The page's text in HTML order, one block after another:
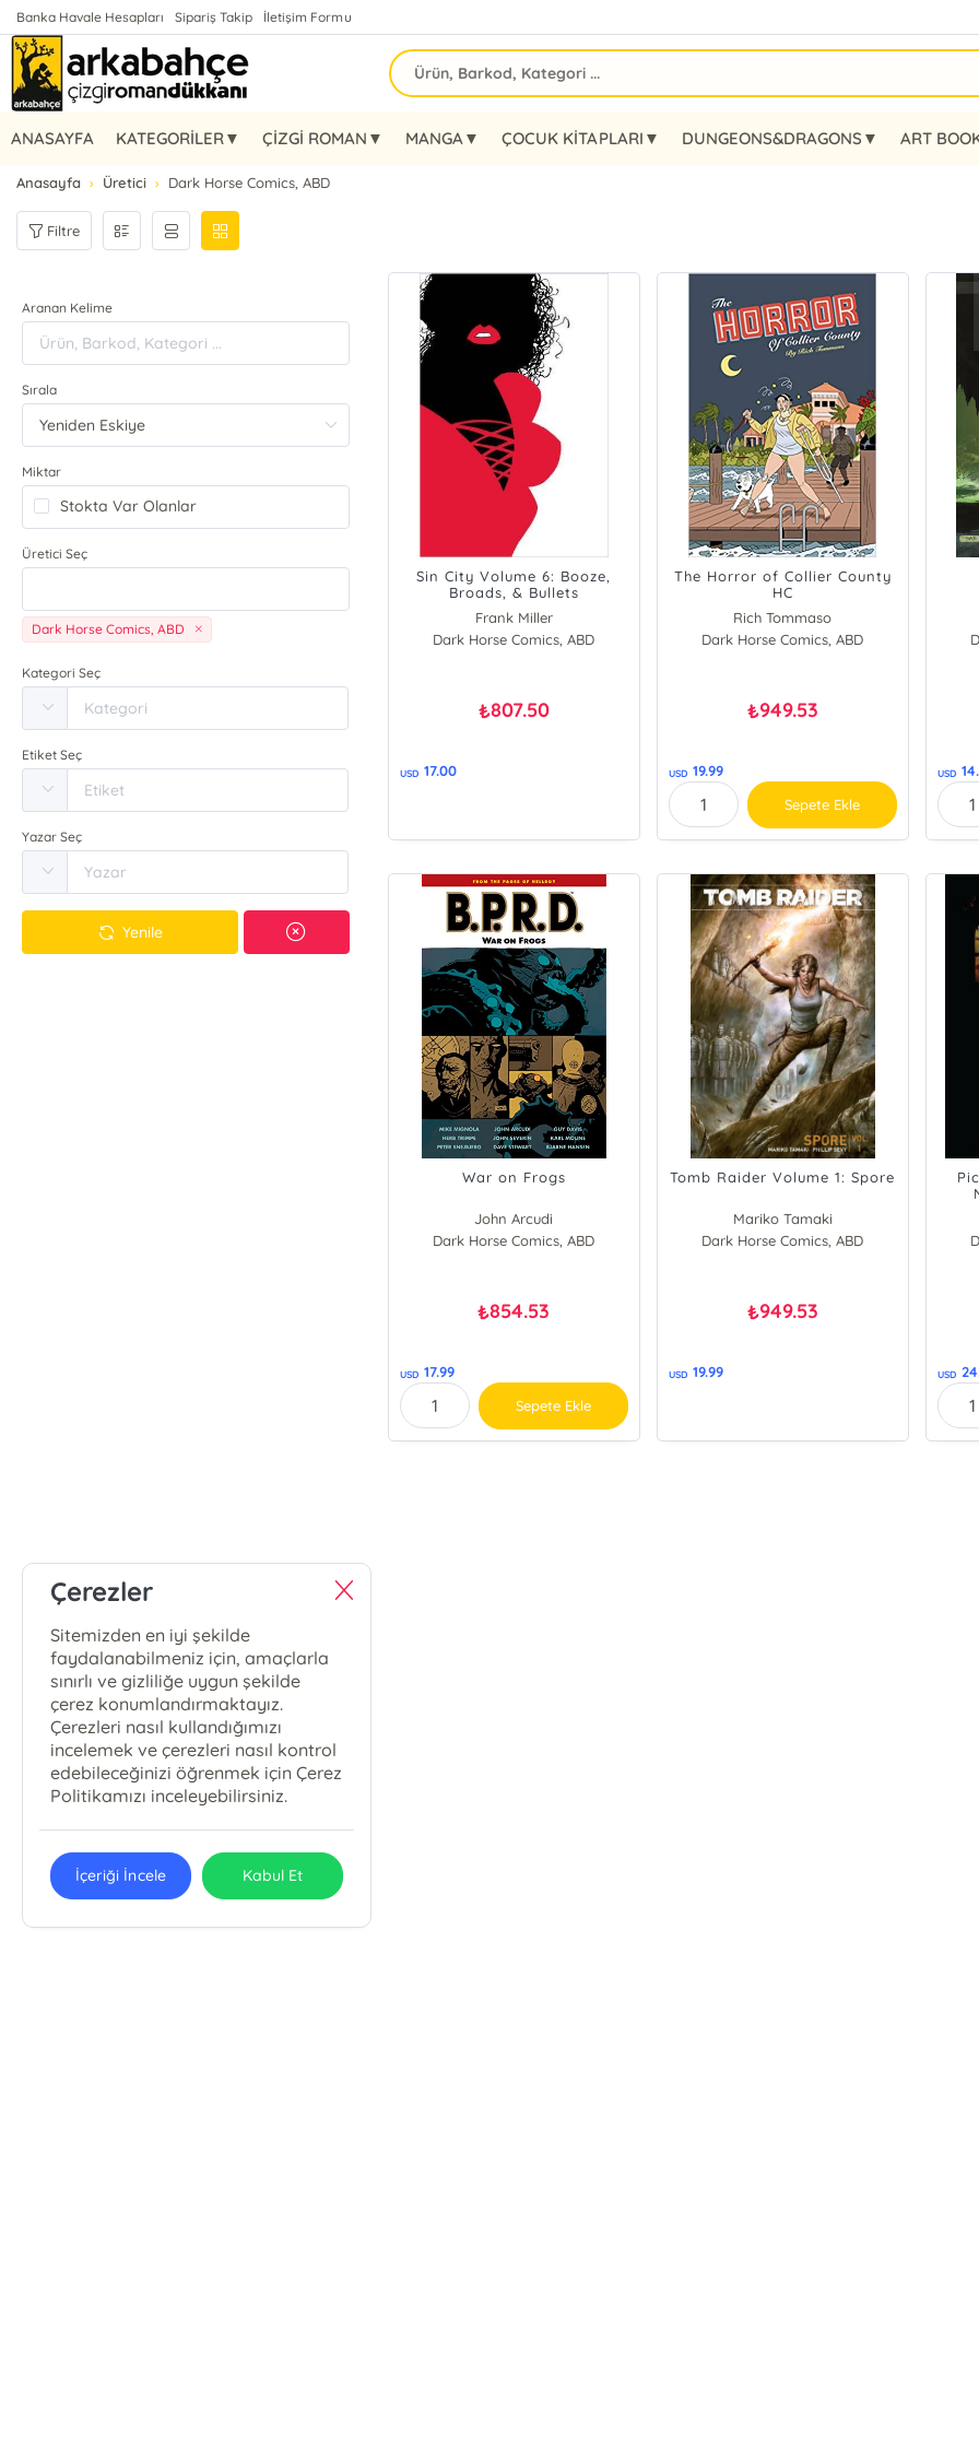
Banka Havale Hesapları Sipariş Takip İletişim Formu
ANASAYFA KATEGORİLER▼ ÇİZGİ ROMAN▼ MANGA▼ ÇOCUK KİTAPLARI▼ DUNGEONS&DRAGONS▼ ART
Anasayfa Üretici Dark Horse Comics, ABD
Filtre
Aranan Kelime
Sırala
Miktar
Stokta Var Olanlar
Üretici Seç
Dark Horse Comics, ABD
Kategori Seç
Etiket Seç
Yazar Seç
Yenile
Sin City Volume 6: Booze,
Broads, & Bullets
Frank Miller
Dark Horse Comics, ABD
₺807.50
USD 17.00
The Horror of Collier County
HC
Rich Tommaso
Dark Horse Comics, ABD
₺949.53
USD 19.99
Sepete Ekle
USD
War on Frogs
John Arcudi
Dark Horse Comics, ABD
₺854.53
USD 17.99
Sepete Ekle
Tomb Raider Volume 1: Spore
Mariko Tamaki
Dark Horse Comics, ABD
₺949.53
USD 19.99 USD
Çerezler
Sitemizden en iyi şekilde
faydalanabilmeniz için, amaçlarla
sınırlı ve gizliliğe uygun şekilde
çerez konumlandırmaktayız.
Çerezleri nasıl kullandığımızı
incelemek ve çerezleri nasıl kontrol
edebileceğinizi öğrenmek için Çerez
Politikamızı inceleyebilirsiniz.
İçeriği İncele Kabul Et